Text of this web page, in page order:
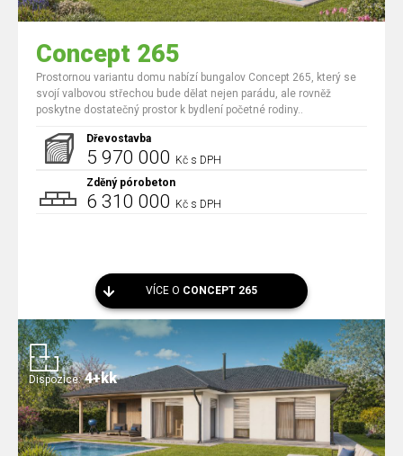
Concept 265
Prostornou variantu domu nabízí bungalov Concept 265, který se
svojí valbovou střechou bude dělat nejen parádu, ale rovněž
poskytne dostatečný prostor k bydlení početné rodiny..
Dřevostavba
5 970 000 Kč s DPH
Zděný pórobeton
6 310 000 Kč s DPH
VÍCE O CONCEPT 265
Dispozice: 4+kk